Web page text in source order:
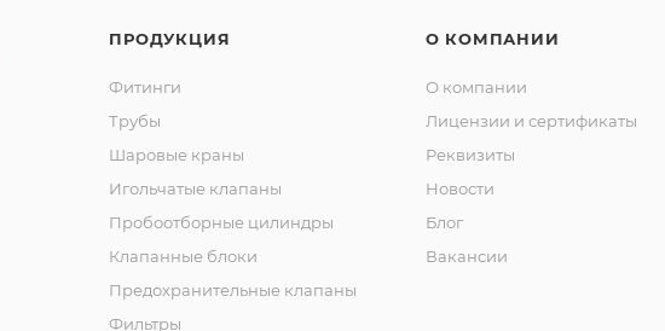
ПРОДУКЦИЯ
Фитинги
Трубы
Шаровые краны
Игольчатые клапаны
Пробоотборные цилиндры
Клапанные блоки
Предохранительные клапаны
Фильтры
О КОМПАНИИ
О компании
Лицензии и сертификаты
Реквизиты
Новости
Блог
Вакансии